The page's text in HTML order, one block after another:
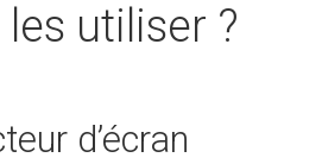
utiliser ?
d’écran